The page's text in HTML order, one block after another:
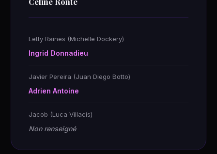
Letty Raines (Michelle Dockery)
Ingrid Donnadieu
Javier Pereira (Juan Diego Botto)
Adrien Antoine
Jacob (Luca Villacis)
Non renseigné